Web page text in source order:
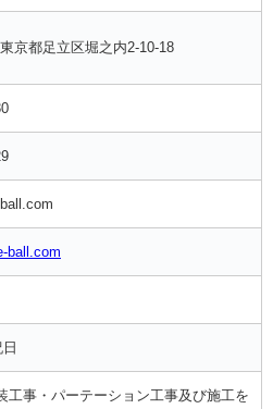
京都足立区堀之内2-10-18
ball.com
工事・パーテーション工事及び施工を